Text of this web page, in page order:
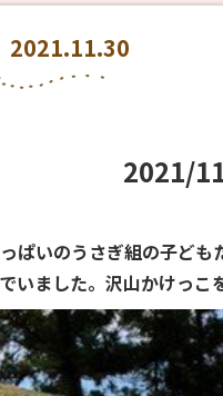
2021.11.30
2021/
ぱいのうさぎ組の子ども
いました。沢山かけっこ